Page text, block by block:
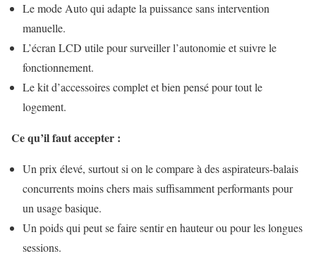
Le mode Auto qui adapte la puissance sans intervention
manuelle.
L’écran LCD utile pour surveiller l’autonomie et suivre le
fonctionnement.
Le kit d’accessoires complet et bien pensé pour tout le
logement.
Ce qu’il faut accepter :
Un prix élevé, surtout si on le compare à des aspirateurs-balais
concurrents moins chers mais suffisamment performants pour
un usage basique.
Un poids qui peut se faire sentir en hauteur ou pour les longues
sessions.